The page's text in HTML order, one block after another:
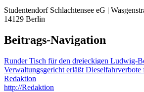
Studentendorf Schlachtensee eG |
14129 Berlin
Beitrags-Navigation
Runder Tisch für den dreieckigen Ludwig-
Verwaltungsgericht erläßt
Redaktion
http://Redaktion